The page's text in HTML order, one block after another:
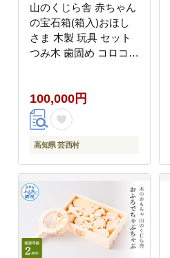
山のくじら舎 赤ちゃん
の宝石箱(箱入)おほし
さま 木製 玩具 セット
つみ木 歯固め コロコロ
出産祝い 誕生日祝い の
し 熨斗対応 高知県産
100,000円
高知県 芸西村